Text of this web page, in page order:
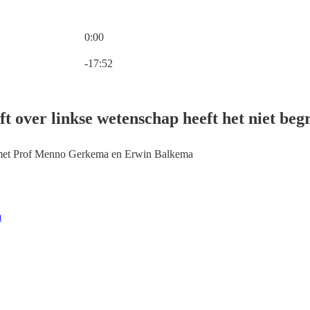
0:00
-17:52
over linkse wetenschap heeft het niet
Prof Menno Gerkema en Erwin Balkema